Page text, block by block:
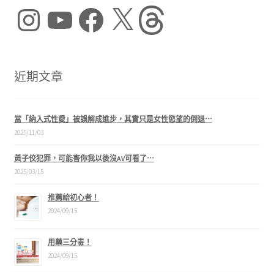
InstagramYouTube Facebook Threads
近期文章
當「納入式性愛」被誤解成進步，其實只是女性慾望的倒退⋯
2025/11/03
黃子佼犯罪，可能害你我以後沒AV可看了⋯
2025/03/15
推薦給初心者！
2024/09/15
用藥三分毒！
2024/09/15